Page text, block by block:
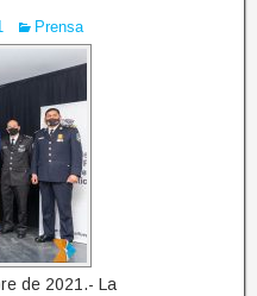
Prensa
de 2021.- La